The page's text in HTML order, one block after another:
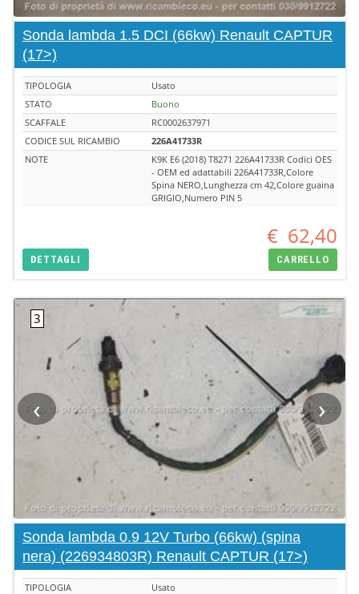
Sonda lambda 1.5 DCI (66kw) Renault CAPTUR
(17>)
TIPOLOGIA
Usato
STATO
Buono
SCAFFALE
RC0002637971
CODICE SUL RICAMBIO
226A41733R
NOTE
K9K E6 (2018) T8271 226A41733R Codici OES
- OEM ed adattabili 226A41733R,Colore
Spina NERO,Lunghezza cm 42,Colore guaina
GRIGIO,Numero PIN 5
€ 62,40
DETTAGLI CARRELLO
‹ ›
Sonda lambda 0.9 12V Turbo (66kw) (spina
nera) (226934803R) Renault CAPTUR (17>)
TIPOLOGIA
Usato